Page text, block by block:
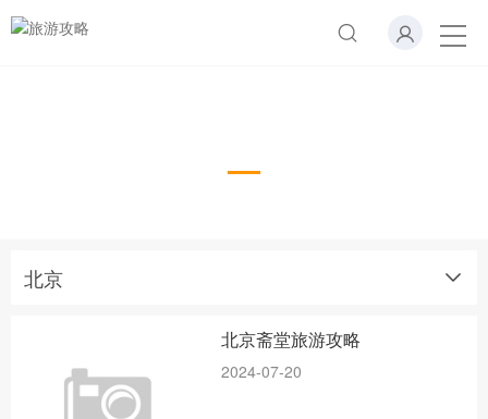
北京
北京斋堂旅游攻略
2024-07-20